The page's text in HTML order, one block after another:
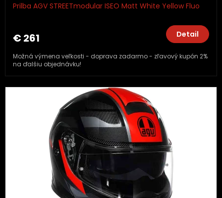
Prilba AGV STREETmodular ISEO Matt White Yellow Fluo
€ 261 Detail
Možná výmena veľkosti - doprava zadarmo - zľavový kupón 2%
na ďalšiu objednávku!